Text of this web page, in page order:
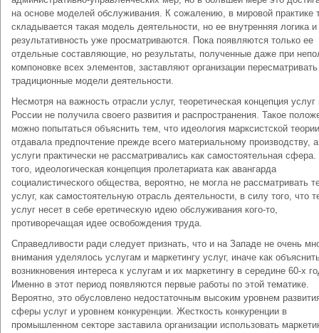
на основе моделей обслуживания. К сожалению, в мировой практике
складывается такая модель деятельности, но ее внутренняя логика и
результативность уже просматриваются. Пока появляются только ее
отдельные составляющие, но результаты, полученные даже при
компоновке всех элементов, заставляют организации пересматривать
традиционные модели деятельности.
Несмотря на важность отрасли услуг, теоретическая концепция услуг
России не получила своего развития и распространения. Такое
можно попытаться объяснить тем, что идеология марксистской теории
отдавала предпочтение прежде всего материальному производству, а
услуги практически не рассматривались как самостоятельная
того, идеологическая концепция пролетариата как авангарда
социалистического общества, вероятно, не могла не рассматривать
услуг, как самостоятельную отрасль деятельности, в силу того, что
услуг несет в себе еретическую идею обслуживания кого-то,
противоречащая идее освобождения труда.
Справедливости ради следует признать, что и на Западе не очень
внимания уделялось услугам и маркетингу услуг, иначе как
возникновения интереса к услугам и их маркетингу в середине 60-х
Именно в этот период появляются первые работы по этой тематике.
Вероятно, это обусловлено недостаточным высоким уровнем
сферы услуг и уровнем конкуренции. Жесткость конкуренции в
промышленном секторе заставила организации использовать